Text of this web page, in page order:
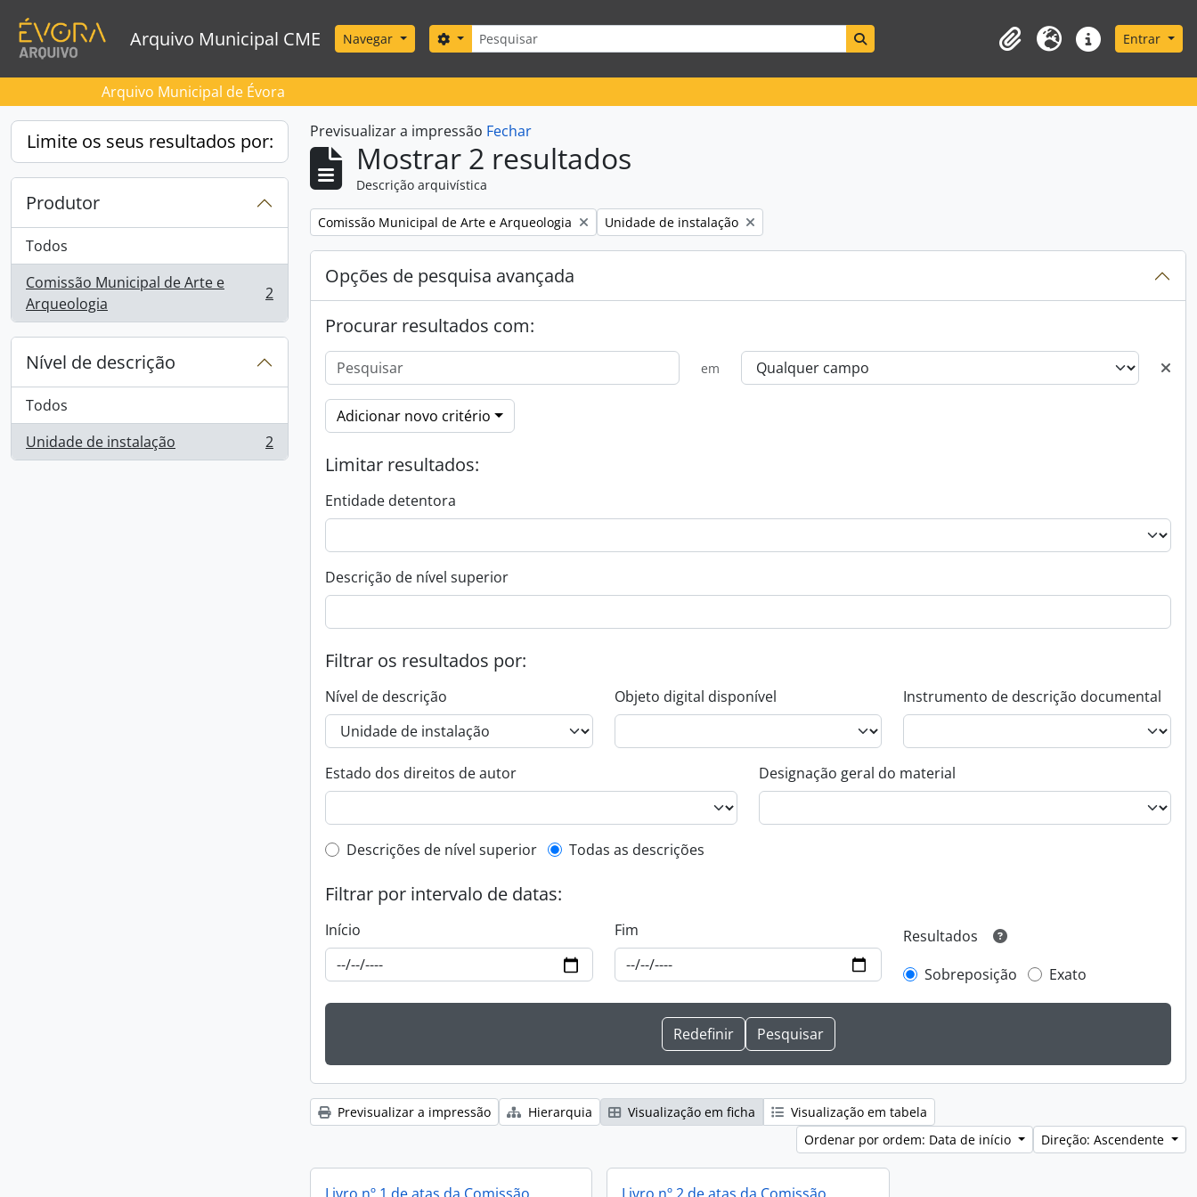
Arquivo Municipal CME Navegar Pesquisar
Search options Search in browse page
Área de transferência
Idioma Ligações rápidas
Entrar
Arquivo Municipal de Évora
Limite os seus resultados por:
Produtor
Todos
Comissão Municipal de Arte e
Arqueologia
, 2 resultados 2
Nível de descrição
Todos
Unidade de instalação
, 2 resultados 2
Previsualizar a impressão Fechar
Mostrar 2 resultados
Descrição arquivística
Remove filter:
Comissão Municipal de Arte e Arqueologia Remove filter:
Unidade de instalação
Opções de pesquisa avançada
Procurar resultados com:
em
Adicionar novo critério
Limitar resultados:
Entidade detentora
Descrição de nível superior
Filtrar os resultados por:
Nível de descrição Objeto digital disponível Instrumento de descrição documental
Estado dos direitos de autor Designação geral do material
Top-level description filter
Descrições de nível superior Todas as descrições
Filtrar por intervalo de datas:
Início Fim
Resultados
Sobreposição
Exato
Previsualizar a impressão Hierarquia Visualização em ficha
Visualização em tabela
Ordenar por ordem: Data de início
Direção: Ascendente